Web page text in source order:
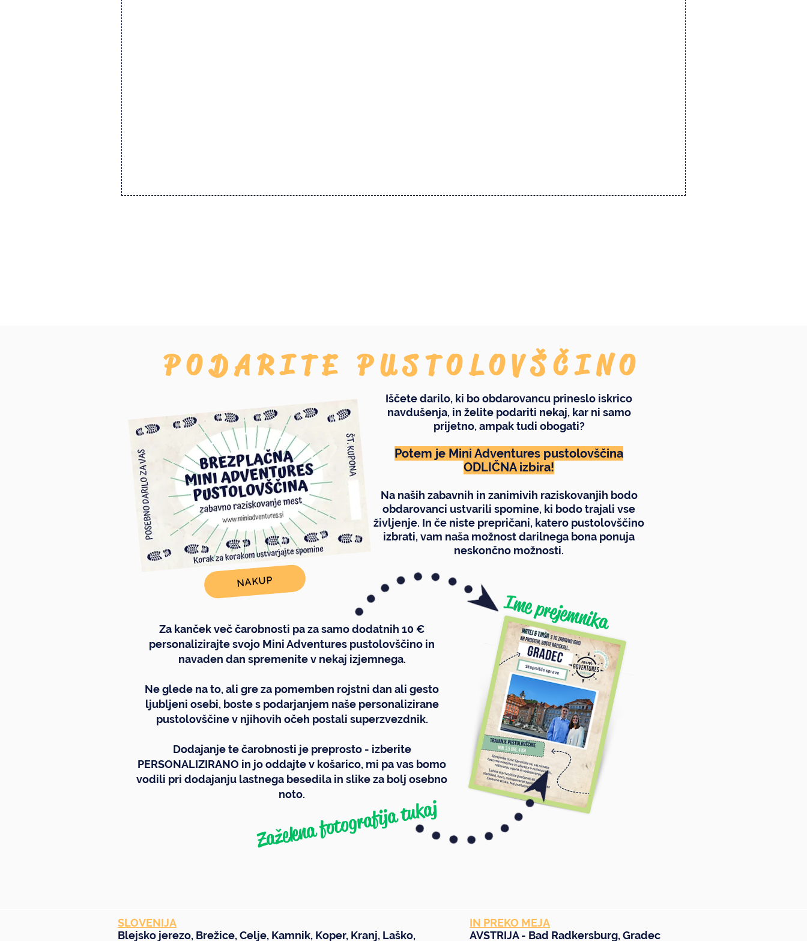
PODARITE PUSTOLOVŠČINO
Iščete darilo, ki bo obdarovancu prineslo iskrico
navdušenja, in želite podariti nekaj, kar ni samo
prijetno, ampak tudi obogati?
Potem je Mini Adventures pustolovščina
ODLIČNA izbira!
Na naših zabavnih in zanimivih raziskovanjih bodo
obdarovanci ustvarili spomine, ki bodo trajali vse
življenje. In če niste prepričani, katero pustolovščino
izbrati, vam naša možnost darilnega bona ponuja
neskončno možnosti.
Za kanček več čarobnosti pa za samo dodatnih 10 €
personalizirajte svojo Mini Adventures pustolovščino in
navaden dan spremenite v nekaj izjemnega.
Ne glede na to, ali gre za pomemben rojstni dan ali gesto
ljubljeni osebi, boste s podarjanjem naše personalizirane
pustolovščine v njihovih očeh postali superzvezdnik.
Dodajanje te čarobnosti je preprosto - izberite
PERSONALIZIRANO in jo oddajte v košarico, mi pa vas bomo
vodili pri dodajanju lastnega besedila in slike za bolj osebno
noto.
Zaželena fotografijatukaj
Ime prejemnika
NAKUP
SLOVENIJA
Blejsko jerezo, Brežice,Celje, Kamnik, Koper, Kranj, Laško,
IN PREKO MEJA
AVSTRIJA - Bad Radkersburg,Gradec